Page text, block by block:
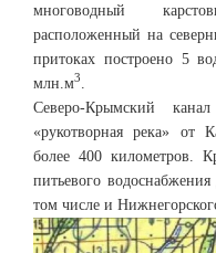
многоводный
расположенный на
притоках построено 5
млн.м3
Северо-Крымский
«рукотворная река» от
более 400 километров.
питьевого
том числе и